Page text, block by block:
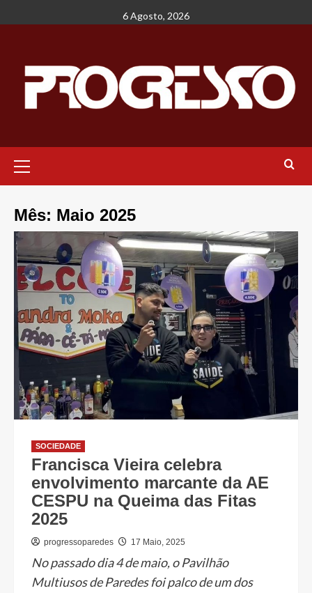
para
6 Agosto, 2026
principal
Mês: Maio 2025
SOCIEDADE
Francisca Vieira celebra
envolvimento marcante da AE
CESPU na Queima das Fitas
2025
progressoparedes 17 Maio, 2025
No passado dia 4 de maio, o Pavilhão
Multiusos de Paredes foi palco de um dos